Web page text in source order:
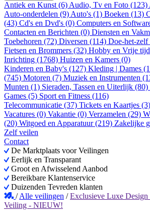
Antiek en Kunst (6) Audio, Tv en Foto (123)
Auto-onderdelen (9) Auto's (1) Boeken (13)
(43) Cd's en Dvd's (0) Computers en
Contacten en Berichten (0) Diensten en
Toebehoren (72) Diversen (114) Doe-het-
Fietsen en Brommers (32) Hobby en Vrije
Inrichting (1768) Huizen en Kamers (0)
Kinderen en Baby's (127) Kleding | Dames
(745) Motoren (7) Muziek en Instrumenten
Munten (1) Sieraden, Tassen en Uiterlijk (80)
Games (5) Sport en Fitness (116)
Telecommunicatie (37) Tickets en Kaartjes (3)
Vacatures (0) Vakantie (0) Verzamelen (29)
(20) Witgoed en Apparatuur (219) Zakelijke
Zelf veilen
Contact
De Marktplaats voor Veilingen
Eerlijk en Transparant
Groot en Afwisselend Aanbod
Bereikbare Klantenservice
Duizenden Tevreden klanten
/Alle veilingen /Exclusieve Luxe Design
Veiling - NIEUW!